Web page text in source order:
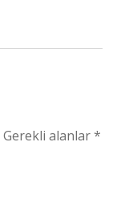
Gerekli alanlar*